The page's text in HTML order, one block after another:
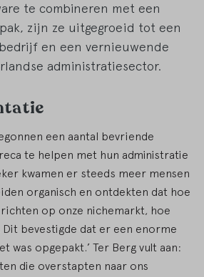
te combineren met een
zijn ze uitgegroeid tot een
en een vernieuwende
administratiesector.
een aantal bevriende
te helpen met hun administratie
kwamen er steeds meer mensen
organisch en ontdekten dat hoe
op onze nichemarkt, hoe
bevestigde dat er een enorme
was opgepakt.’ Ter Berg vult aan:
die overstapten naar ons